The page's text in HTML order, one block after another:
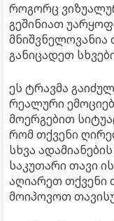
როგორც
გეშინიათ
განიცადეთ
ეს ტრავმა
რეალური
მოერგებით
რომ თქვენი
სხვა
საკუთარი თავი
აღიარეთ თქვენი
მოიპოვოთ